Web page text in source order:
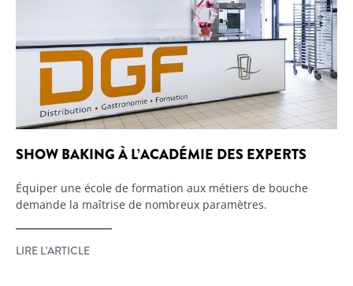
SHOW BAKING À L’ACADÉMIE DES EXPERTS
Équiper une école de formation aux métiers de bouche
demande la maîtrise de nombreux paramètres.
LIRE L'ARTICLE